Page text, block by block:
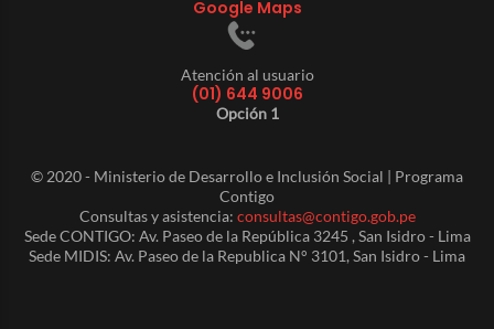
Google Maps
Atención al usuario
(01) 644 9006
Opción 1
© 2020 - Ministerio de Desarrollo e Inclusión Social | Programa
Contigo
Consultas y asistencia: consultas@contigo.gob.pe
Sede CONTIGO: Av. Paseo de la República 3245 , San Isidro - Lima
Sede MIDIS: Av. Paseo de la Republica N° 3101, San Isidro - Lima